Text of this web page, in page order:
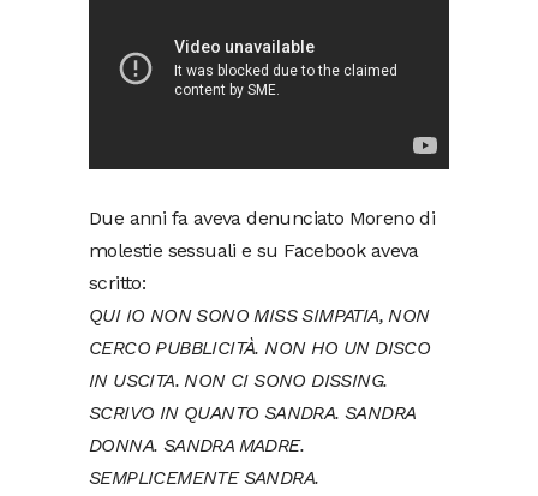
Due anni fa aveva denunciato Moreno di
molestie sessuali e su Facebook aveva
scritto:
QUI IO NON SONO MISS SIMPATIA, NON
CERCO PUBBLICITÀ. NON HO UN DISCO
IN USCITA. NON CI SONO DISSING.
SCRIVO IN QUANTO SANDRA. SANDRA
DONNA. SANDRA MADRE.
SEMPLICEMENTE SANDRA.